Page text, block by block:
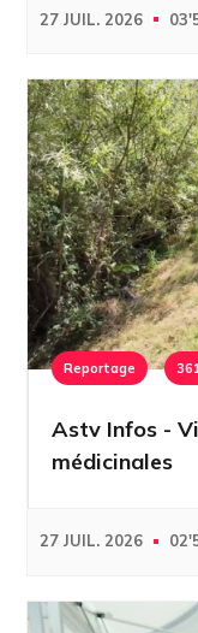
27 JUIL. 2026
Reportage
Astv Infos -
médicinales
27 JUIL. 2026